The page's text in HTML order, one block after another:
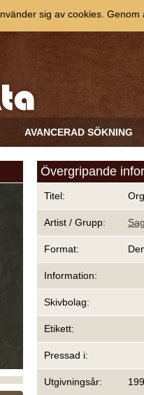
AVANCERAD SÖKNING
Övergripande
Titel:
Artist / Grupp:
Format:
Information:
Skivbolag:
Etikett:
Pressad i:
Utgivningsår:
sig av cookies.